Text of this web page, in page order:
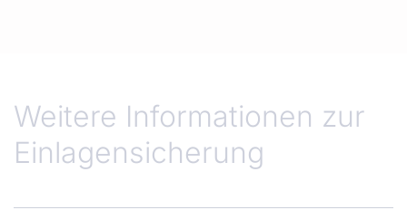
Weitere Informationen zur
Einlagensicherung